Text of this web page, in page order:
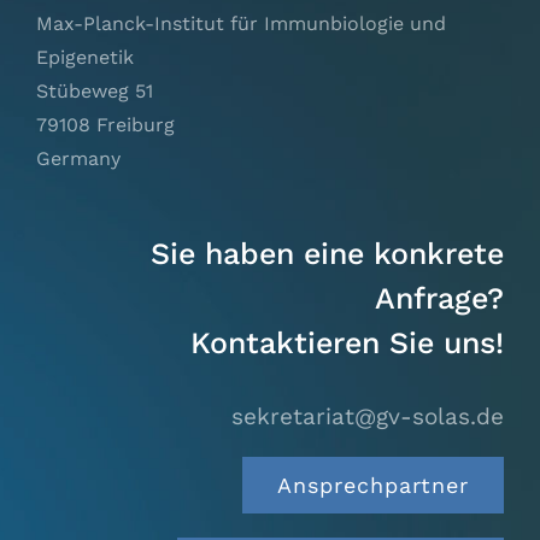
Max-Planck-Institut für Immunbiologie und
Epigenetik
Stübeweg 51
79108 Freiburg
Germany
Sie haben eine konkrete
Anfrage?
Kontaktieren Sie uns!
sekretariat@gv-solas.de
Ansprechpartner